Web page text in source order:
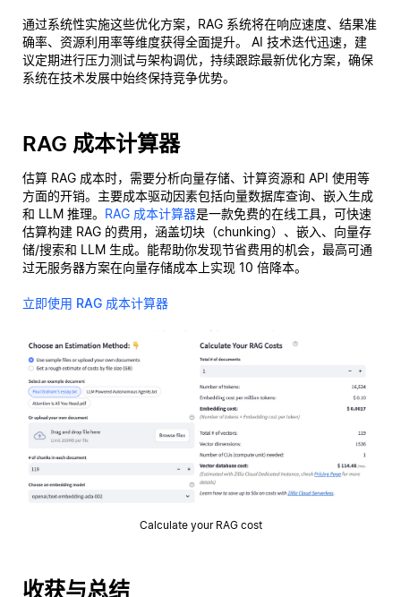
通过系统性实施这些优化方案，RAG 系统将在响应速度、结果准
确率、资源利用率等维度获得全面提升。 AI 技术迭代迅速，建
议定期进行压力测试与架构调优，持续跟踪最新优化方案，确保
系统在技术发展中始终保持竞争优势。
RAG 成本计算器
估算 RAG 成本时，需要分析向量存储、计算资源和 API 使用等
方面的开销。主要成本驱动因素包括向量数据库查询、嵌入生成
和 LLM 推理。 RAG 成本计算器是一款免费的在线工具，可快速
估算构建 RAG 的费用，涵盖切块（chunking）、嵌入、向量存
储/搜索和 LLM 生成。能帮助你发现节省费用的机会，最高可通
过无服务器方案在向量存储成本上实现 10 倍降本。
立即使用 RAG 成本计算器
Calculate your RAG cost
收获与总结